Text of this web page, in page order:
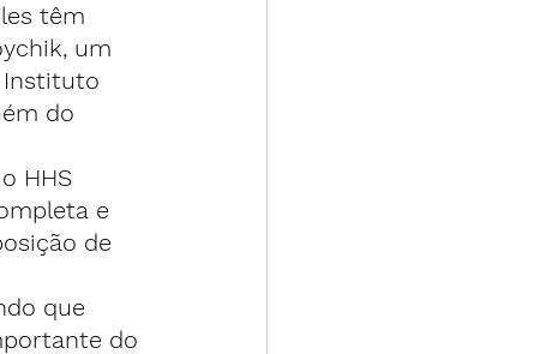
têm
um
Instituto
do
HHS
e
de
que
do